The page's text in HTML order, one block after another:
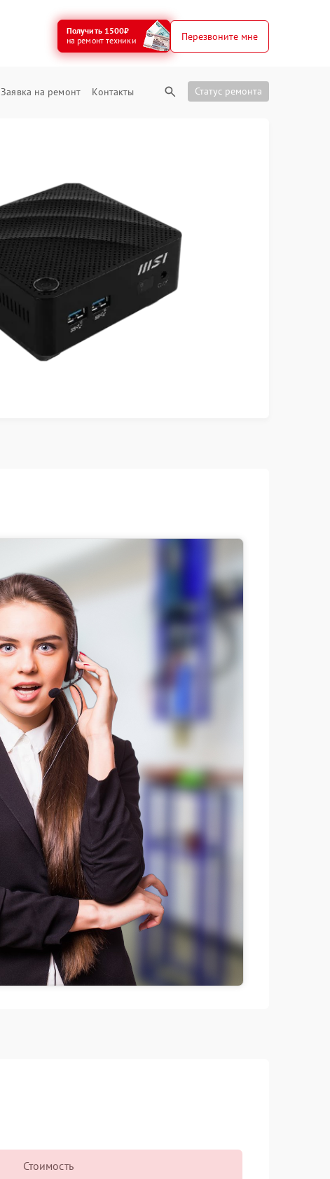
Получить 1500₽
на ремонт техники
Перезвоните мне
Заявка на ремонт Контакты Статус ремонта
Стоимость